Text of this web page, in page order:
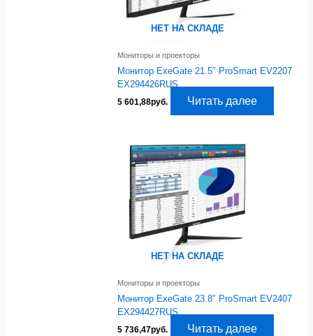
НЕТ НА СКЛАДЕ
Мониторы и проекторы
Монитор ExeGate 21.5″ ProSmart EV2207
EX294426RUS
5 601,88руб. Читать далее
НЕТ НА СКЛАДЕ
Мониторы и проекторы
Монитор ExeGate 23.8″ ProSmart EV2407
EX294427RUS
5 736,47руб. Читать далее